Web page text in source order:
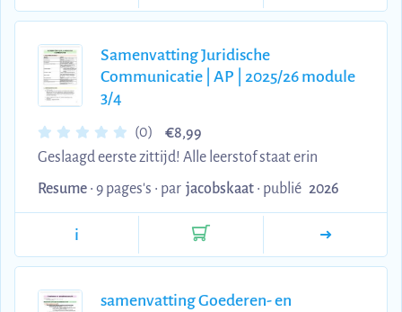
Samenvatting Juridische
Communicatie | AP | 2025/26 module
3/4
(0) €8,99
Geslaagd eerste zittijd! Alle leerstof staat erin
Resume • 9 pages's • par jacobskaat • publié 2026
i
samenvatting Goederen- en